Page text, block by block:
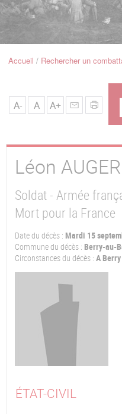
Navigation
FilAccueil Rechercher un
A- A A+
Léon AUGER
Soldat - Armée
Mort pour la France
Date du décès : Mardi 15
Commune du décès : Berry-au-
Circonstances du décès : A
ÉTAT-CIVIL